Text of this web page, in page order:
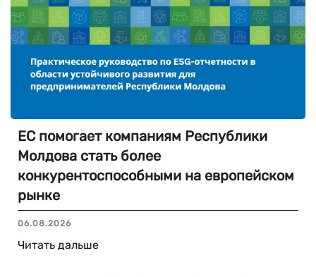
ЕС помогает компаниям Республики
Молдова стать более
конкурентоспособными на европейском
рынке
06.08.2026
Читать дальше